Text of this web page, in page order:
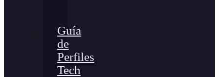
Guía
de
Perfiles
Tech